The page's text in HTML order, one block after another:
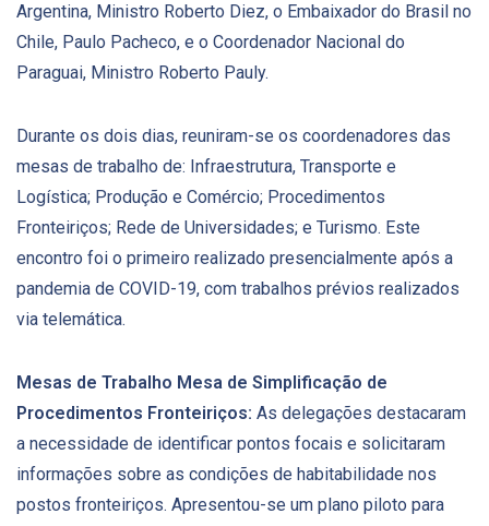
Argentina, Ministro Roberto Diez, o Embaixador do Brasil no
Chile, Paulo Pacheco, e o Coordenador Nacional do
Paraguai, Ministro Roberto Pauly.
Durante os dois dias, reuniram-se os coordenadores das
mesas de trabalho de: Infraestrutura, Transporte e
Logística; Produção e Comércio; Procedimentos
Fronteiriços; Rede de Universidades; e Turismo. Este
encontro foi o primeiro realizado presencialmente após a
pandemia de COVID-19, com trabalhos prévios realizados
via telemática.
Mesas de Trabalho Mesa de Simplificação de
Procedimentos Fronteiriços: As delegações destacaram
a necessidade de identificar pontos focais e solicitaram
informações sobre as condições de habitabilidade nos
postos fronteiriços. Apresentou-se um plano piloto para